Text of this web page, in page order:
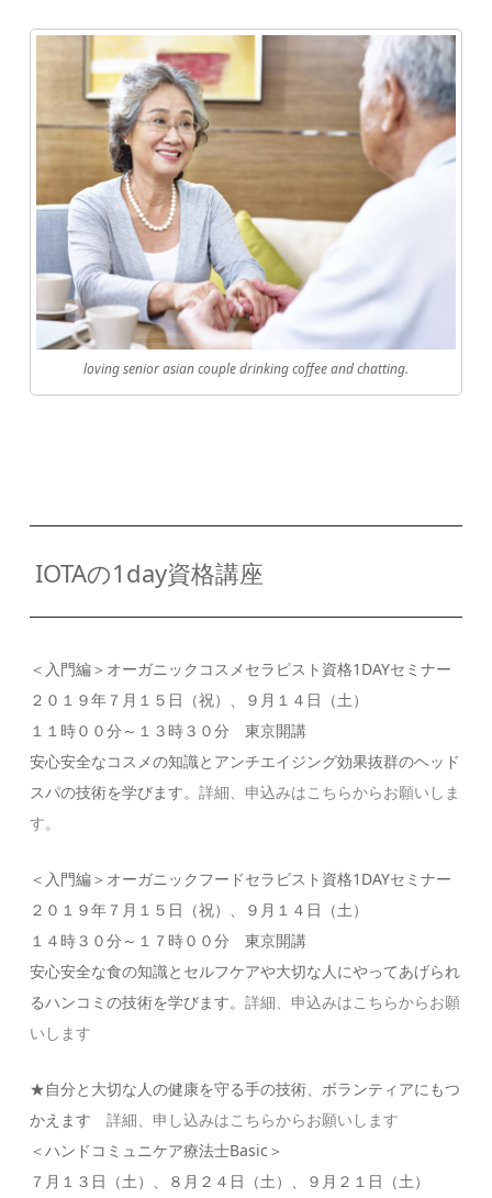
loving senior asian couple drinking coffee and chatting.
IOTAの1day資格講座
＜入門編＞オーガニックコスメセラピスト資格1DAYセミナー
２０１９年７月１５日（祝）、９月１４日（土）
１１時００分～１３時３０分 東京開講
安心安全なコスメの知識とアンチエイジング効果抜群のヘッド
スパの技術を学びます。詳細、申込みはこちらからお願いしま
す。
＜入門編＞オーガニックフードセラピスト資格1DAYセミナー
２０１９年７月１５日（祝）、９月１４日（土）
１４時３０分～１７時００分 東京開講
安心安全な食の知識とセルフケアや大切な人にやってあげられ
るハンコミの技術を学びます。詳細、申込みはこちらからお願
いします
★自分と大切な人の健康を守る手の技術、ボランティアにもつ
かえます詳細、申し込みはこちらからお願いします
＜ハンドコミュニケア療法士Basic＞
７月１３日（土）、８月２４日（土）、９月２１日（土）